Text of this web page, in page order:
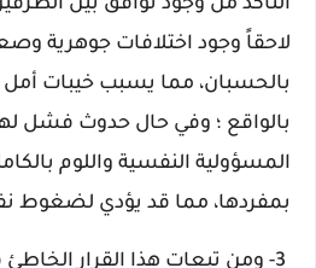
التأكد من وجود توافق بين
لاحقاً وجود اختلافات جوهرية
بالحسبان، مما يسبب خيبات أمل
بالواقع ؛ وفي حال حدوث فشل
المسؤولية النفسية واللوم
بمفردها، مما قد يؤدي لضغوط
3- ومن تبعات هذا القرار